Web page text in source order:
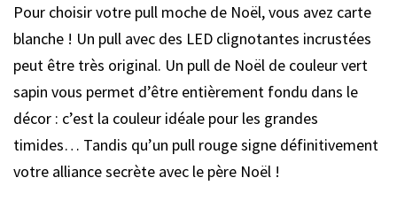
Pour choisir votre pull moche de Noël, vous avez carte
blanche ! Un pull avec des LED clignotantes incrustées
peut être très original. Un pull de Noël de couleur vert
sapin vous permet d’être entièrement fondu dans le
décor : c’est la couleur idéale pour les grandes
timides… Tandis qu’un pull rouge signe définitivement
votre alliance secrète avec le père Noël !